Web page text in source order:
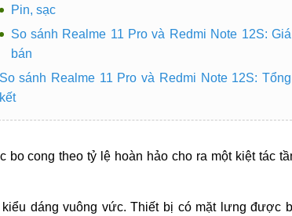
Pin, sạc
So sánh Realme 11 Pro và Redmi Note 12S: Giá
bán
So sánh Realme 11 Pro và Redmi Note 12S: Tổng
kết
cong theo tỷ lệ hoàn hảo cho ra một kiệt tác
dáng vuông vức. Thiết bị có mặt lưng được